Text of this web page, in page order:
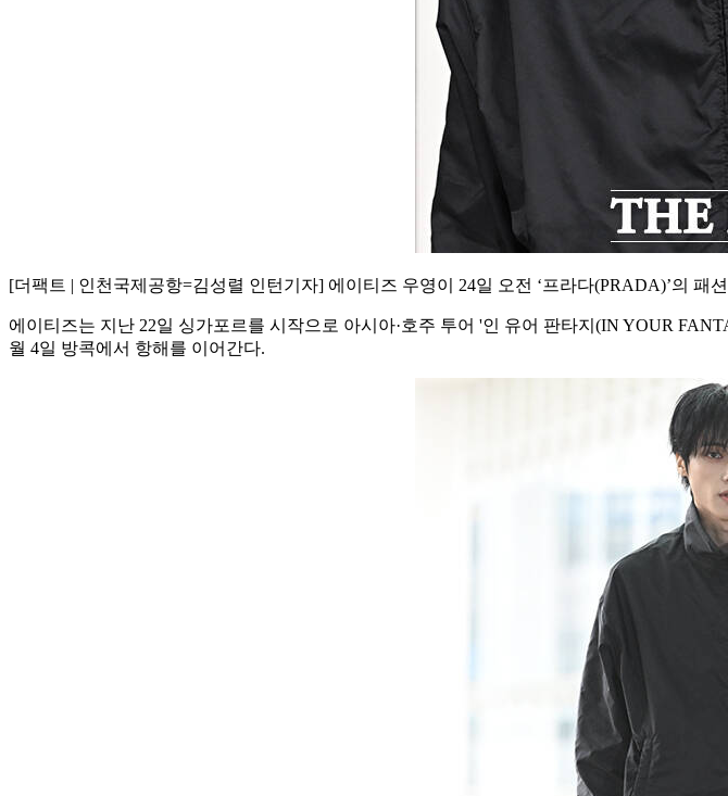
[더팩트 | 인천국제공항=김성렬 인턴기자] 에이티즈 우영이 24일 오전 ‘프라다(PRADA)’의
에이티즈는 지난 22일 싱가포르를 시작으로 아시아·호주 투어 '인 유어 판타지(IN YOUR
월 4일 방콕에서 항해를 이어간다.